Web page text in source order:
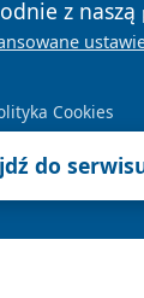
z naszą
Cookies
do